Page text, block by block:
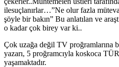
ilesuçlanırlar…”Ne olur fazla
şöyle bir bakın” Bu anlatılan ve
o kadar çok birey var ki..
Çok uzağa değil TV proğramlarına
yazarı, 5 proğramcıyla koskoca
yaşamaktadır.